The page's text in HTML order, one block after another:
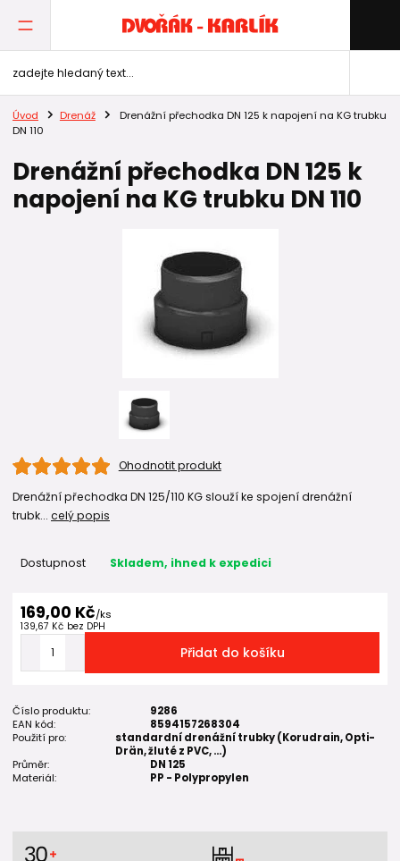
Úvod Drenáž
Drenážní přechodka DN 125 k napojení na KG trubku
DN 110
Drenážní přechodka DN 125 k
napojení na KG trubku DN 110
Ohodnotit produkt
Drenážní přechodka DN 125/110 KG slouží ke spojení drenážní
trubk... celý popis
Dostupnost Skladem, ihned k expedici
169,00 Kč/ks
139,67 Kč bez DPH
Přidat do košíku
Číslo produktu:
9286
EAN kód:
8594157268304
Použití pro:
standardní drenážní trubky (Korudrain, Opti-
Drän, žluté z PVC, ...)
Průměr:
DN 125
Materiál:
PP - Polypropylen